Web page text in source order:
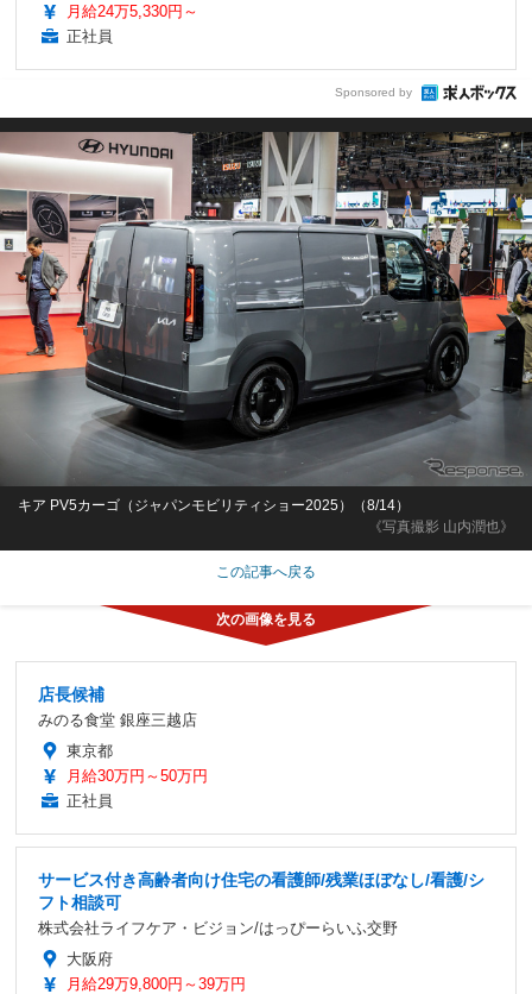
月給24万5,330円～
正社員
Sponsored by
《写真撮影 山内潤也》
キア PV5カーゴ（ジャパンモビリティショー2025）（8/14）
この記事へ戻る
店長候補
みのる食堂 銀座三越店
東京都
月給30万円～50万円
正社員
サービス付き高齢者向け住宅の看護師/残業ほぼなし/看護/シ
フト相談可
株式会社ライフケア・ビジョン/はっぴーらいふ交野
大阪府
月給29万9,800円～39万円